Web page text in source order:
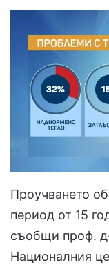
Проучването
период от 15
съобщи проф.
Националния